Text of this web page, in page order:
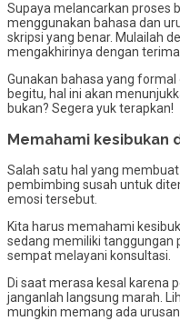
Supaya melancarkan proses
menggunakan bahasa dan
skripsi yang benar. Mulailah
mengakhirinya dengan
Gunakan bahasa yang
begitu, hal ini akan
bukan? Segera yuk terapkan!
Memahami kesibukan
Salah satu hal yang
pembimbing susah untuk
emosi tersebut.
Kita harus memahami
sedang memiliki tanggungan
sempat melayani konsultasi.
Di saat merasa kesal karena
janganlah langsung marah.
mungkin memang ada